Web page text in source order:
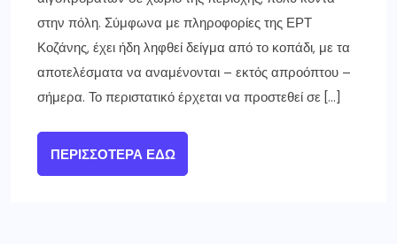
στην πόλη. Σύμφωνα με πληροφορίες της ΕΡΤ
Κοζάνης, έχει ήδη ληφθεί δείγμα από το κοπάδι, με τα
αποτελέσματα να αναμένονται – εκτός απροόπτου –
σήμερα. Το περιστατικό έρχεται να προστεθεί σε […]
ΠΕΡΙΣΣΌΤΕΡΑ ΕΔΏ